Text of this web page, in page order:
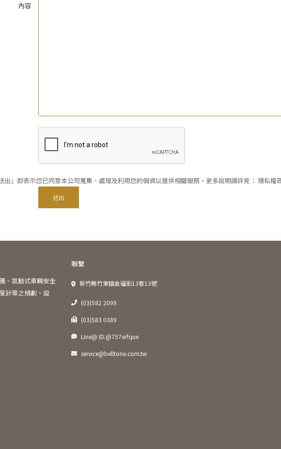
內容
出」即表示您已同意本公司蒐集、處理及利用您的個資以提供相關服務，更多說明請詳見： 隱私權
、氣動式車輛安全
計等之規劃、設
聯繫
新竹縣竹東鎮金福街13巷13號
(03)582 2099
(03)583 0389
Line@ ID:@757wfque
service@belltone.com.tw